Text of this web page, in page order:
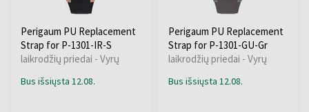
Perigaum PU Replacement
Strap for P-1301-IR-S
laikrodžių priedai - Vyrų
Bus išsiųsta 12.08.
Perigaum PU Replacement
Strap for P-1301-GU-Gr
laikrodžių priedai - Vyrų
Bus išsiųsta 12.08.